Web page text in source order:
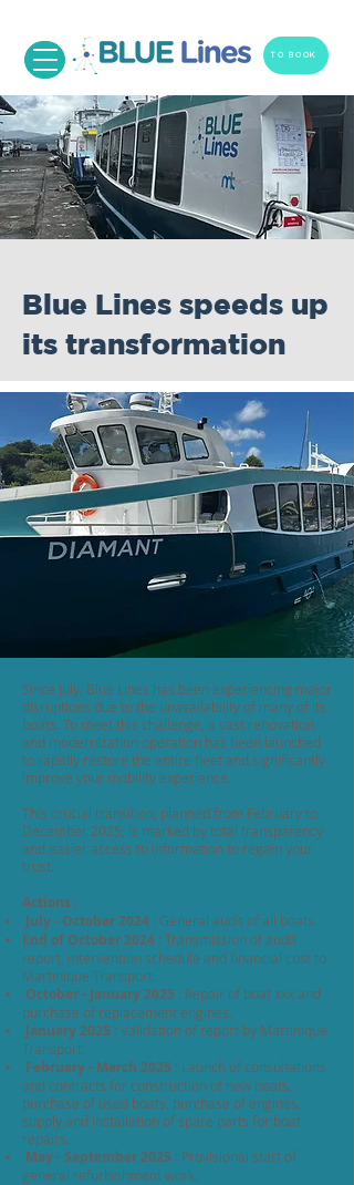
TO BOOK
Blue Lines speeds up
its transformation
Since July, Blue Lines has been experiencing major
disruptions due to the unavailability of many of its
boats. To meet this challenge, a vast renovation
and modernization operation has been launched
to rapidly restore the entire fleet and significantly
improve your mobility experience.
This crucial transition, planned from February to
December 2025, is marked by total transparency
and easier access to information to regain your
trust.
Actions :
July - October 2024 : General audit of all boats.
End of October 2024 :Transmission of audit
report, intervention schedule and financial cost to
Martinique Transport.
October - January 2025 : Repair of boat xxx and
purchase of replacement engines.
January 2025 :Validation of report by Martinique
Transport.
February - March 2025 : Launch of consultations
and contracts for construction of new boats,
purchase of used boats, purchase of engines,
supply and installation of spare parts for boat
repairs.
May - September 2025 : Provisional start of
general refurbishment work.